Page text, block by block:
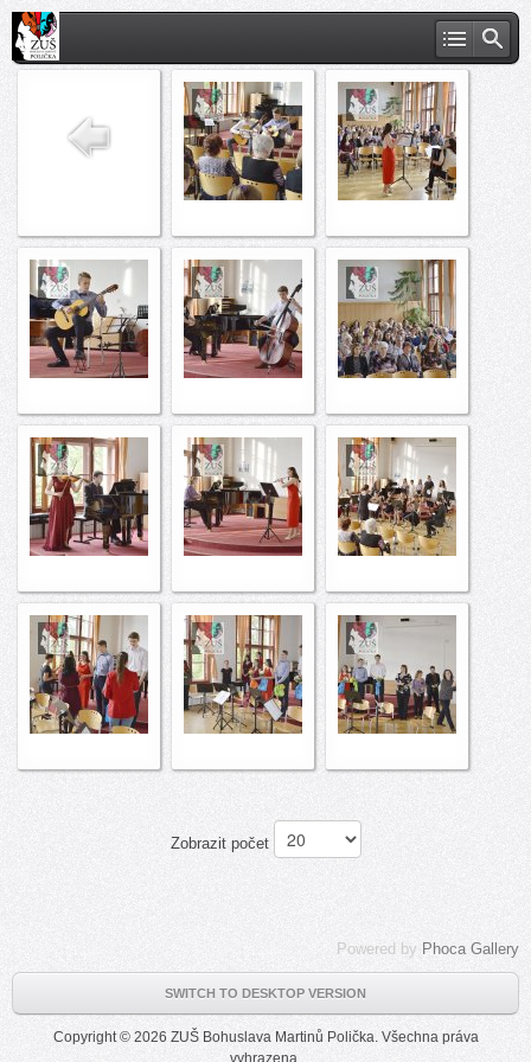
Zobrazit počet
Powered by Phoca Gallery
SWITCH TO DESKTOP VERSION
Copyright © 2026 ZUŠ Bohuslava Martinů Polička. Všechna práva
vyhrazena.